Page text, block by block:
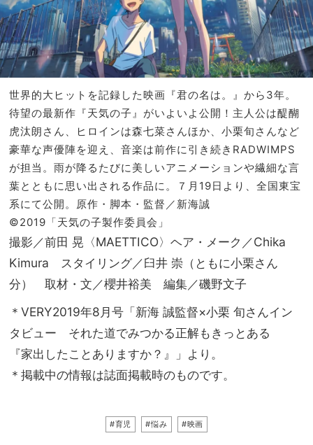
世界的大ヒットを記録した映画『君の名は。』から3年。
待望の最新作『天気の子』がいよいよ公開！主人公は醍醐
虎汰朗さん、ヒロインは森七菜さんほか、小栗旬さんなど
豪華な声優陣を迎え、音楽は前作に引き続きRADWIMPS
が担当。雨が降るたびに美しいアニメーションや繊細な言
葉とともに思い出される作品に。７月19日より、全国東宝
系にて公開。原作・脚本・監督／新海誠
©2019「天気の子製作委員会」
撮影／前田 晃〈MAETTICO〉ヘア・メーク／Chika
Kimura スタイリング／臼井 崇（ともに小栗さん
分） 取材・文／櫻井裕美 編集／磯野文子
＊VERY2019年8月号「新海 誠監督×小栗 旬さんイン
タビュー それた道でみつかる正解もきっとある
『家出したことありますか？』」より。
＊掲載中の情報は誌面掲載時のものです。
#育児 #悩み #映画